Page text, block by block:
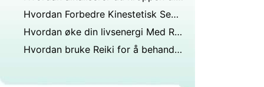
Hvordan Forbedre Kinestetisk Sense Gjennom meditasjon
Hvordan øke din livsenergi Med Rife
Hvordan bruke Reiki for å behandle autoimmune sykdommer